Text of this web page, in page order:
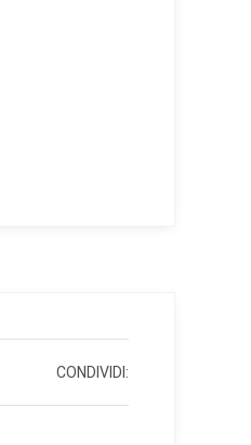
CONDIVIDI: